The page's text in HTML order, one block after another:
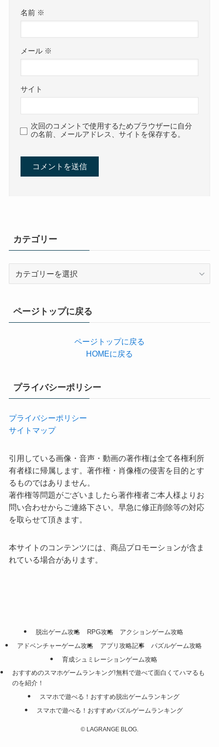
名前 ※
メール ※
サイト
次回のコメントで使用するためブラウザーに自分
の名前、メールアドレス、サイトを保存する。
カテゴリー
ページトップに戻る
ページトップに戻る
HOMEに戻る
プライバシーポリシー
プライバシーポリシー
サイトマップ
引用している画像・音声・動画の著作権は全て各権利所
有者様に帰属します。著作権・肖像権の侵害を目的とす
るものではありません。
著作権等問題がございましたら著作権者ご本人様よりお
問い合わせからご連絡下さい。早急に修正削除等の対応
を取らせて頂きます。
本サイトのコンテンツには、商品プロモーションが含ま
れている場合があります。
脱出ゲーム攻略 RPG攻略
アクションゲーム攻略
アドベンチャーゲーム攻略
アプリ攻略記事
パズルゲーム攻略
育成シュミレーションゲーム攻略
おすすめのスマホゲームランキング!無料で遊べて面白くてハマるも
のを紹介！
スマホで遊べる！おすすめ脱出ゲームランキング
スマホで遊べる！おすすめパズルゲームランキング
© LAGRANGE BLOG.